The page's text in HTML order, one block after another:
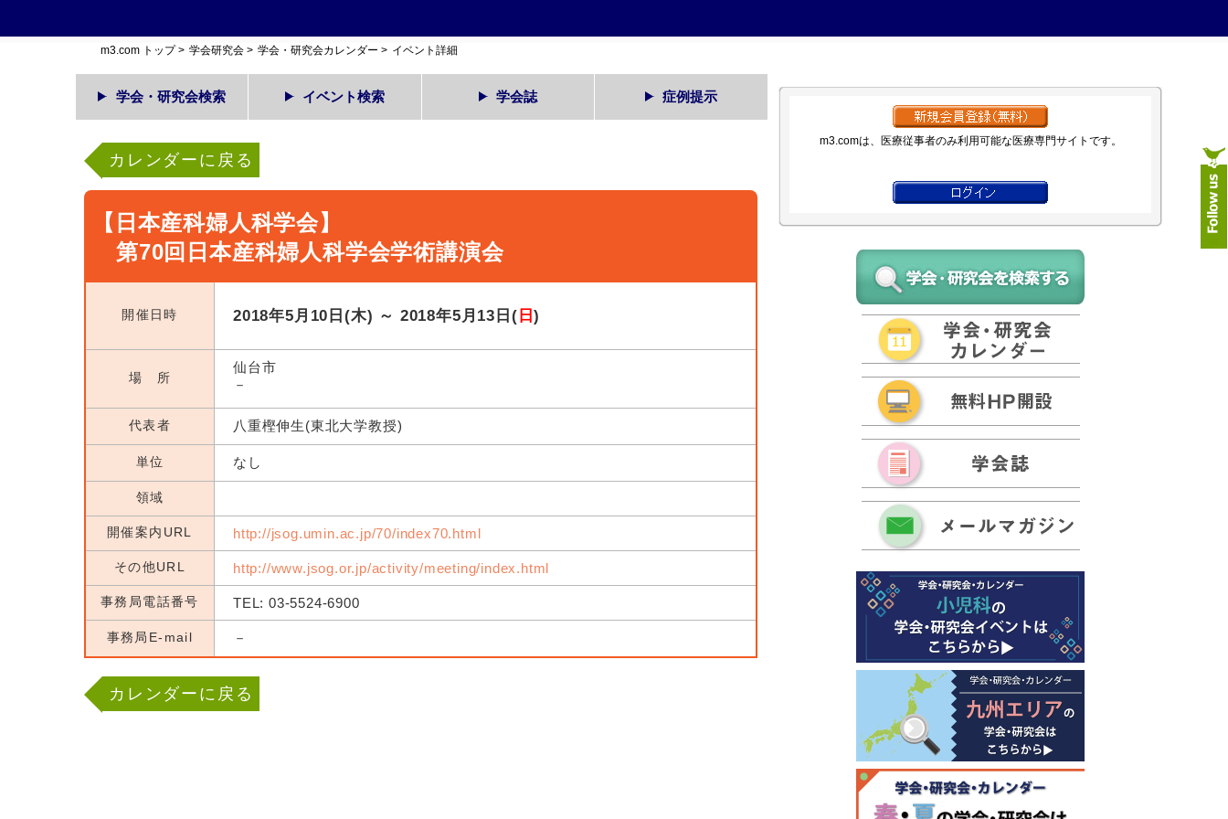
m3.com トップ> 学会研究会 > 学会・研究会カレンダー > イベント詳細
学会・研究会検索 イベント検索 学会誌 症例提示
カレンダーに戻る
【日本産科婦人科学会】
第70回日本産科婦人科学会学術講演会
開催日時 2018年5月10日(木) ～ 2018年5月13日( 日)
場 所
仙台市
－
代表者 八重樫伸生(東北大学教授)
単位 なし
領域
開催案内URL http://jsog.umin.ac.jp/70/index70.html
その他URL http://www.jsog.or.jp/activity/meeting/index.html
事務局電話番号 TEL: 03-5524-6900
事務局E-mail －
カレンダーに戻る
m3.comは、医療従事者のみ利用可能な医療専門サイトです。